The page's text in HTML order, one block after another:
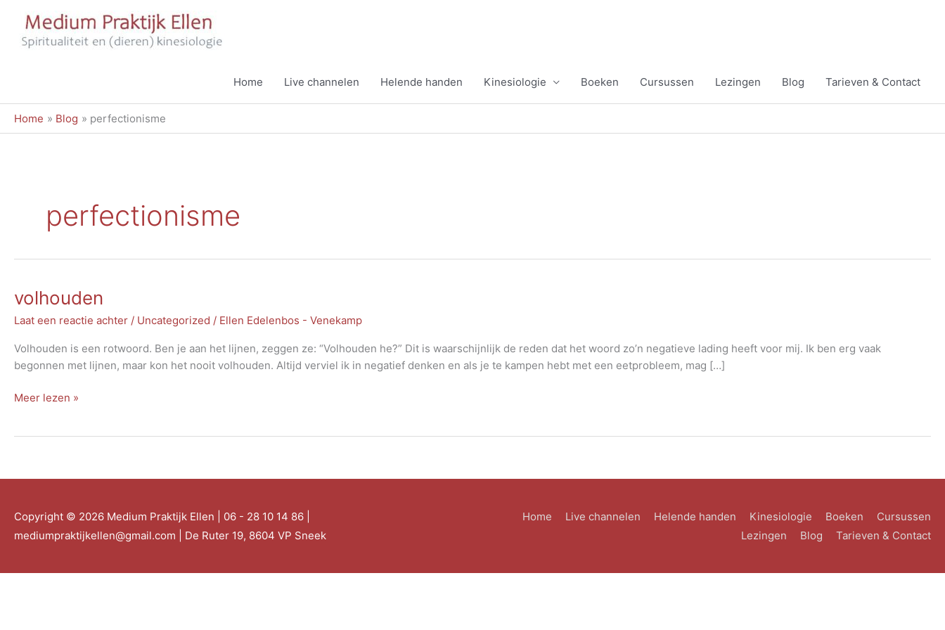
Home
Live channelen Helende handen Kinesiologie Boeken Cursussen Lezingen Blog Tarieven & Contact
Home Blog perfectionisme
perfectionisme
volhouden
Laat een reactie achter / Uncategorized / Ellen Edelenbos - Venekamp
Volhouden is een rotwoord. Ben je aan het lijnen, zeggen ze: “Volhouden he?” Dit is waarschijnlijk de reden dat het woord zo’n negatieve lading heeft voor mij. Ik ben erg vaak
begonnen met lijnen, maar kon het nooit volhouden. Altijd verviel ik in negatief denken en als je te kampen hebt met een eetprobleem, mag […]
volhouden
Meer lezen »
Copyright © 2026 Medium Praktijk Ellen | 06 - 28 10 14 86 |
mediumpraktijkellen@gmail.com | De Ruter 19, 8604 VP Sneek
Home Live channelen Helende handen Kinesiologie Boeken
Cursussen
Lezingen
Blog Tarieven & Contact